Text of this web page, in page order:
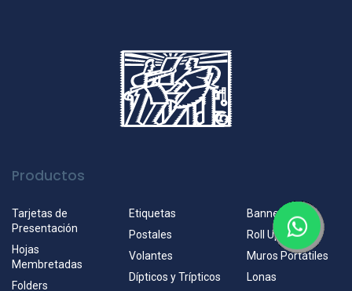
Productos
Tarjetas de
Presentación
Hojas
Membretadas
Folders
Etiquetas
Postales
Volantes
Dípticos y Trípticos
Banners
Roll Up's
Muros Portátiles
Lonas